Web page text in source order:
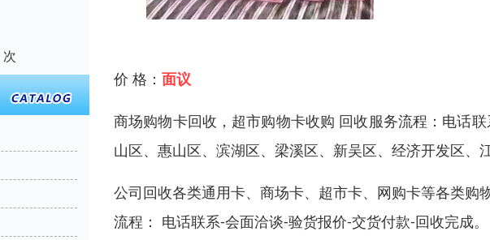
价 格： 面议
商场购物卡回收，超市购物卡收购 回收服务流程：电话
山区、惠山区、滨湖区、梁溪区、新吴区、经济开发区、
公司回收各类通用卡、商场卡、超市卡、网购卡等各类
流程： 电话联系-会面洽谈-验货报价-交货付款-回收完成。